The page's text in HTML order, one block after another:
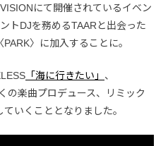
にて開催されているイベン
トDJを務めるTAARと出会った
〉に加入することに。
「海に行きたい」 、
の楽曲プロデュース、リミック
いくこととなりました。